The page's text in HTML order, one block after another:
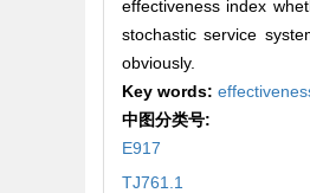
effectiveness index
stochastic service
obviously.
Key words:
中图分类号:
E917
TJ761.1